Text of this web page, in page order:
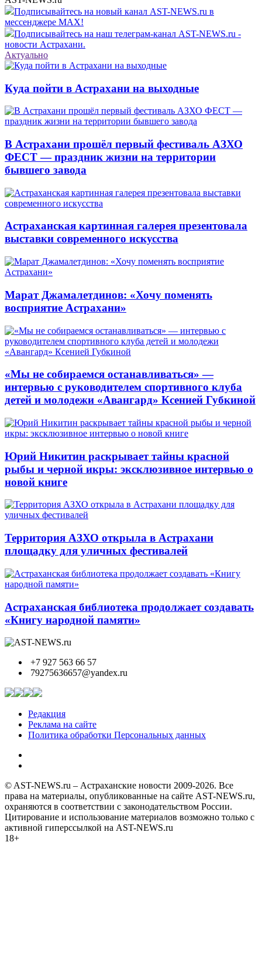
Подписывайтесь на новый канал AST-NEWS.ru в
мессенджере MAX!
Подписывайтесь на наш телеграм-канал AST-NEWS.ru -
новости Астрахани.
Актуально
Куда пойти в Астрахани на выходные
В Астрахани прошёл первый фестиваль АЗХО
ФЕСТ — праздник жизни на территории
бывшего завода
Астраханская картинная галерея презентовала
выставки современного искусства
Марат Джамалетдинов: «Хочу поменять
восприятие Астрахани»
«Мы не собираемся останавливаться» —
интервью с руководителем спортивного клуба
детей и молодежи «Авангард» Ксенией Губкиной
Юрий Никитин раскрывает тайны красной
рыбы и черной икры: эксклюзивное интервью о
новой книге
Территория АЗХО открыла в Астрахани
площадку для уличных фестивалей
Астраханская библиотека продолжает создавать
«Книгу народной памяти»
+7 927 563 66 57
79275636657@yandex.ru
Редакция
Реклама на сайте
Политика обработки Персональных данных
© AST-NEWS.ru – Астраханские новости 2009-2026. Все
права на материалы, опубликованные на сайте AST-NEWS.ru,
охраняются в соответствии с законодательством России.
Цитирование и использование материалов возможно только с
активной гиперссылкой на AST-NEWS.ru
18+